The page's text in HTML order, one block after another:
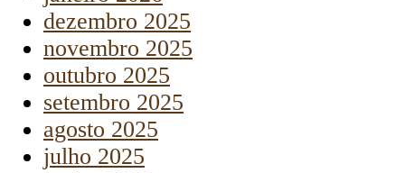
dezembro 2025
novembro 2025
outubro 2025
setembro 2025
agosto 2025
julho 2025